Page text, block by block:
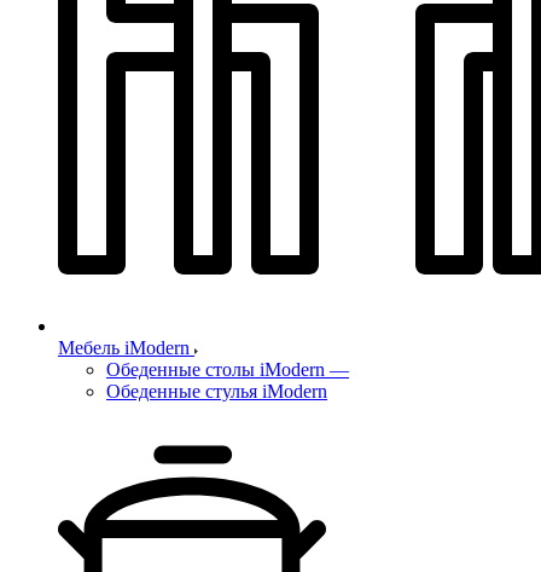
Мебель iModern
Обеденные столы iModern —
Обеденные стулья iModern